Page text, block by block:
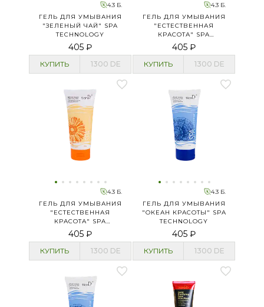
4.3 Б.
ГЕЛЬ ДЛЯ УМЫВАНИЯ
"ЗЕЛЕНЫЙ ЧАЙ" SPA
TECHNOLOGY
405 ₽
КУПИТЬ 1300 DE
4.3 Б.
ГЕЛЬ ДЛЯ УМЫВАНИЯ
"ЕСТЕСТВЕННАЯ
КРАСОТА" SPA
TECHNOLOGY
405 ₽
КУПИТЬ 1300 DE
4.3 Б.
ГЕЛЬ ДЛЯ УМЫВАНИЯ
"ЕСТЕСТВЕННАЯ
КРАСОТА" SPA
TECHNOLOGY
405 ₽
КУПИТЬ 1300 DE
4.3 Б.
ГЕЛЬ ДЛЯ УМЫВАНИЯ
"ОКЕАН КРАСОТЫ" SPA
TECHNOLOGY
405 ₽
КУПИТЬ 1300 DE